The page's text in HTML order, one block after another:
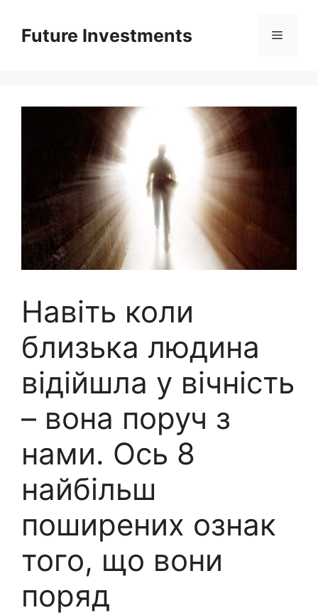
вмістуFuture Investments Меню
Навіть коли
близька людина
відійшла у вічність
– вона поруч з
нами. Ось 8
найбільш
поширених ознак
того, що вони
поряд